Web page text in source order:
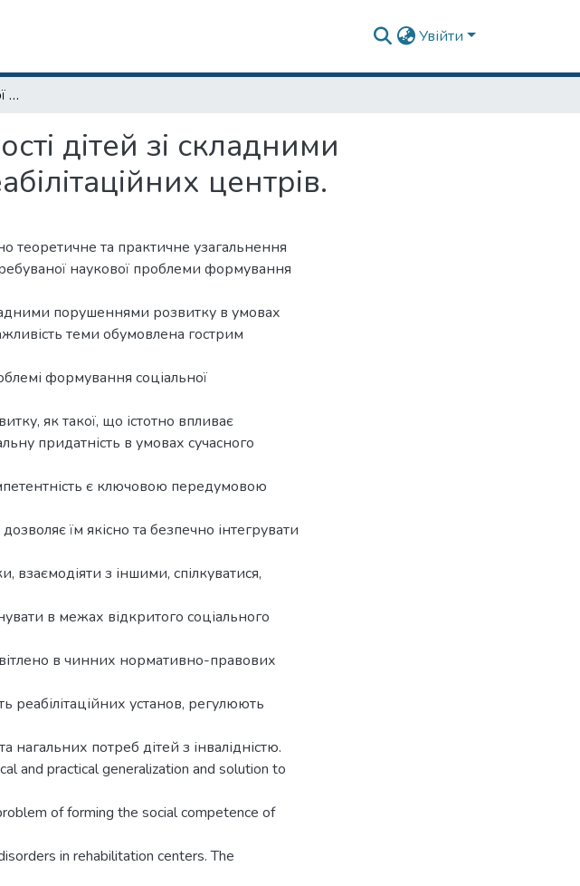
Увійти
Формування соціальної компетентності дітей зі складними порушеннями розвитку в умовах реабілітаційних центрів.
дітей зі складними
центрів.
теоретичне та практичне узагальнення
наукової проблеми формування
порушеннями розвитку в умовах
теми обумовлена гострим
формування соціальної
як такої, що істотно впливає
придатність в умовах сучасного
є ключовою передумовою
їм якісно та безпечно інтегрувати
взаємодіяти з іншими, спілкуватися,
в межах відкритого соціального
в чинних нормативно-правових
реабілітаційних установ, регулюють
нагальних потреб дітей з інвалідністю.
and practical generalization and solution to
of forming the social competence of
in rehabilitation centers. The